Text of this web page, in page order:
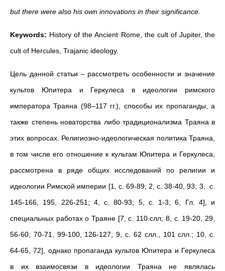
but there were also his own innovations in their significance.
Keywords: History of the Ancient Rome, the cult of Jupiter, the
cult of Hercules, Trajanic ideology.
Цель данной статьи – рассмотреть особенности и значение
культов Юпитера и Геркулеса в идеологии римского
императора Траяна (98–117 гг.), способы их пропаганды, а
также степень новаторства либо традиционализма Траяна в
этих вопросах. Религиозно-идеологическая политика Траяна,
в том числе его отношение к культам Юпитера и Геркулеса,
рассмотрена в ряде общих исследований по религии и
идеологии Римской империи [1, с. 69-89; 2, с. 38-40, 93; 3, с.
145-166, 195, 226-251; 4, с. 80-93; 5, с. 1-3; 6, Гл. 4], и
специальных работах о Траяне [7, с. 110 слл; 8, с. 19-20, 29,
56-60, 70-71, 99-100, 126-127; 9, с. 62 слл., 101 слл.; 10, с.
64-65, 72], однако пропаганда культов Юпитера и Геркулеса
в их взаимосвязи в идеологии Траяна не являлась